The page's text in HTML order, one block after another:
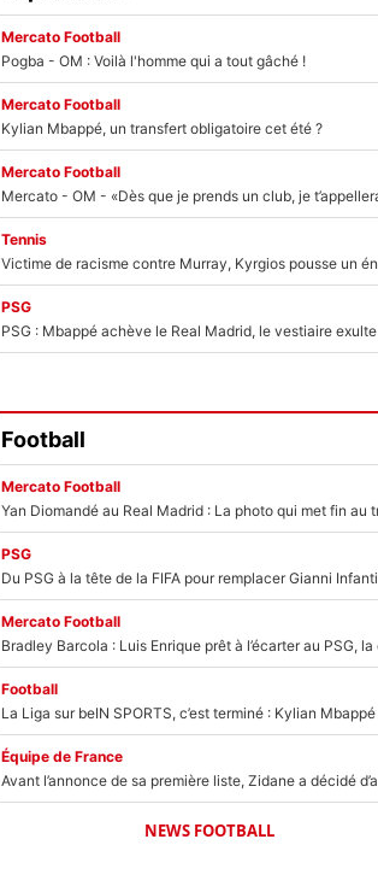
Mercato Football
Pogba - OM : Voilà l'homme qui a tout gâché !
Mercato Football
Kylian Mbappé, un transfert obligatoire cet été ?
Mercato Football
Tennis
PSG
PSG : Mbappé achève le Real Madrid, le vestiaire exulte
Football
Mercato Football
PSG
Mercato Football
Football
Équipe de France
NEWS FOOTBALL